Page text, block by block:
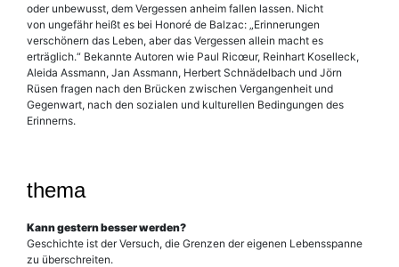
oder unbewusst, dem Vergessen anheim fallen lassen. Nicht
von ungefähr heißt es bei Honoré de Balzac: „Erinnerungen
verschönern das Leben, aber das Vergessen allein macht es
erträglich.“ Bekannte Autoren wie Paul Ricœur, Reinhart Koselleck,
Aleida Assmann, Jan Assmann, Herbert Schnädelbach und Jörn
Rüsen fragen nach den Brücken zwischen Vergangenheit und
Gegenwart, nach den sozialen und kulturellen Bedingungen des
Erinnerns.
thema
Kann gestern besser werden?
Geschichte ist der Versuch, die Grenzen der eigenen Lebensspanne
zu überschreiten.